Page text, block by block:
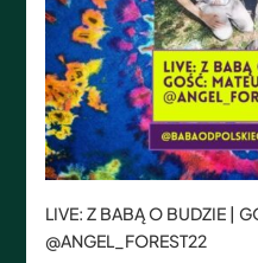
LIVE: Z BABĄ O BUDZIE |
@ANGEL_FOREST22